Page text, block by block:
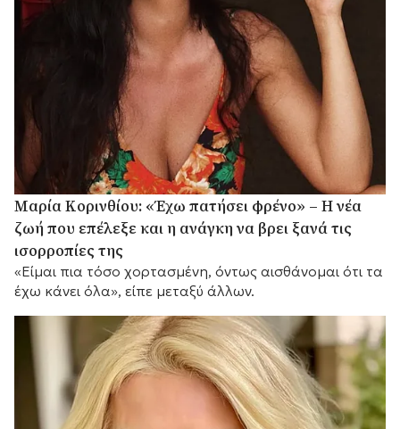
Μαρία Κορινθίου: «Έχω πατήσει φρένο» – Η νέα
ζωή που επέλεξε και η ανάγκη να βρει ξανά τις
ισορροπίες της
«Είμαι πια τόσο χορτασμένη, όντως αισθάνομαι ότι τα
έχω κάνει όλα», είπε μεταξύ άλλων.